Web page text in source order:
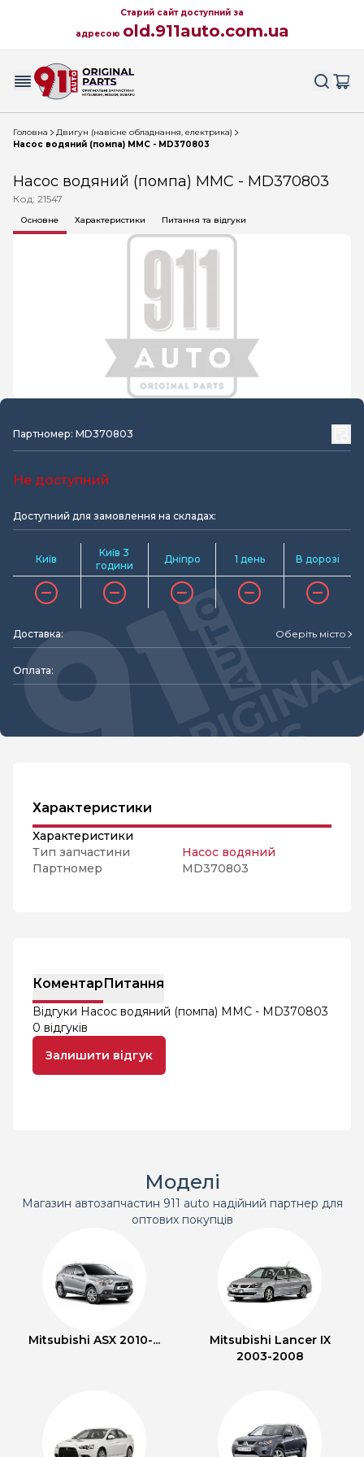
Старий сайт доступний за
адресою old.911auto.com.ua
Головна
Двигун (навісне обладнання, електрика)
Насос водяний (помпа) MMC - MD370803
Насос водяний (помпа) MMC - MD370803
Код: 21547
Основне Характеристики Питання та відгуки
Партномер: MD370803
Не доступний
Доступний для замовлення на складах:
Київ
Київ 3
години
Дніпро 1 день В дорозі
Доставка: Оберіть місто
Оплата:
Характеристики
Характеристики
Тип запчастини
Насос водяний
Партномер
MD370803
КоментарПитання
Відгуки Насос водяний (помпа) MMC - MD370803
0 відгуків
Залишити відгук
Моделі
Магазин автозапчастин 911 auto надійний партнер для
оптових покупців
Mitsubishi ASX 2010-...
Mitsubishi Lancer IX
2003-2008